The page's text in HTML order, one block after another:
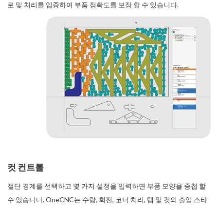
로 및 처리를 입증하여 부품 정확도를 보장 할 수 있습니다.
컷 컨트롤
절단 경계를 선택하고 몇 가지 설정을 입력하면 부품 모양을 중첩 할
수 있습니다. OneCNC는 수량, 회전, 코너 처리, 탭 및 컷의 출입 스타